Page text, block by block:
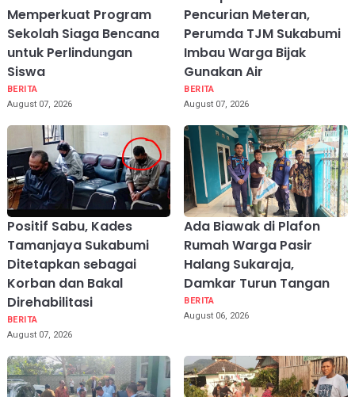
Memperkuat Program
Sekolah Siaga Bencana
untuk Perlindungan
Siswa
BERITA
August 07, 2026
Pencurian Meteran,
Perumda TJM Sukabumi
Imbau Warga Bijak
Gunakan Air
BERITA
August 07, 2026
Positif Sabu, Kades
Tamanjaya Sukabumi
Ditetapkan sebagai
Korban dan Bakal
Direhabilitasi
BERITA
August 07, 2026
Ada Biawak di Plafon
Rumah Warga Pasir
Halang Sukaraja,
Damkar Turun Tangan
BERITA
August 06, 2026